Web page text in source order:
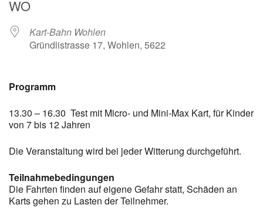
WO
Kart-Bahn Wohlen
Gründlistrasse 17, Wohlen, 5622
Programm
13.30 – 16.30 Test mit Micro- und Mini-Max Kart, für Kinder
von 7 bis 12 Jahren
Die Veranstaltung wird bei jeder Witterung durchgeführt.
Teilnahmebedingungen
Die Fahrten finden auf eigene Gefahr statt, Schäden an
Karts gehen zu Lasten der Teilnehmer.